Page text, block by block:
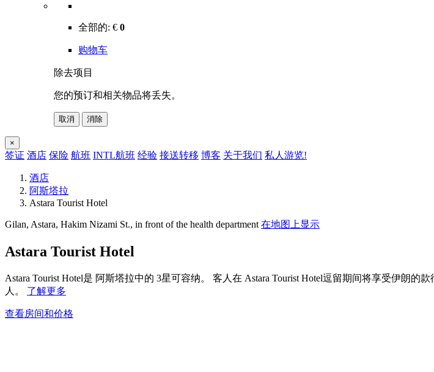
全部的: € 0
购物车
除去项目
您的预订和相关物品将丢失。
取消 消除
×
签证 酒店 保险 航班 INTL航班 经验 接送转移 博客 关于我们 私人游览!
酒店
阿斯塔拉
Astara Tourist Hotel
Gilan, Astara, Hakim Nizami St., in front of the health department 在地图上显示
Astara Tourist Hotel
Astara Tourist Hotel是 阿斯塔拉中的 3星可容纳。 客人在 Astara Tourist Hotel逗留期间将享受伊朗的
人。 了解更多
查看房间和价格